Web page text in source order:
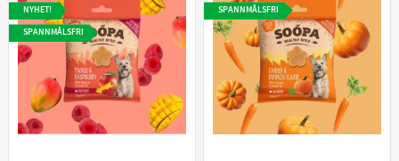
NYHET!
SPANNMÅLSFRI
SPANNMÅLSFRI